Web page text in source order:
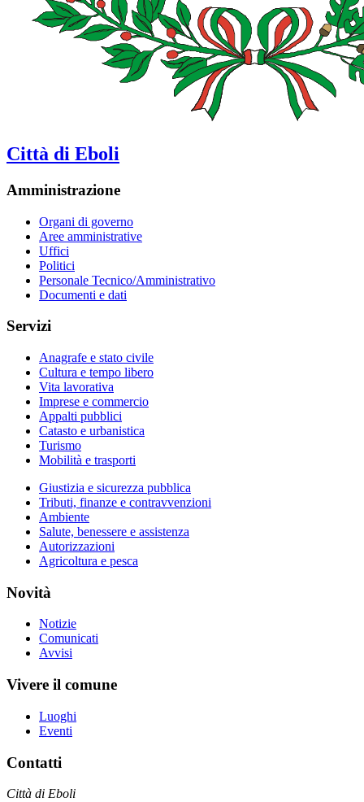
Città di Eboli
Amministrazione
Organi di governo
Aree amministrative
Uffici
Politici
Personale Tecnico/Amministrativo
Documenti e dati
Servizi
Anagrafe e stato civile
Cultura e tempo libero
Vita lavorativa
Imprese e commercio
Appalti pubblici
Catasto e urbanistica
Turismo
Mobilità e trasporti
Giustizia e sicurezza pubblica
Tributi, finanze e contravvenzioni
Ambiente
Salute, benessere e assistenza
Autorizzazioni
Agricoltura e pesca
Novità
Notizie
Comunicati
Avvisi
Vivere il comune
Luoghi
Eventi
Contatti
Città di Eboli